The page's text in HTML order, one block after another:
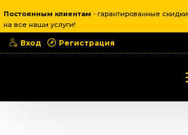
Постоянным клиентам - гарантированные скидки
на все наши услуги!
Вход Регистрация